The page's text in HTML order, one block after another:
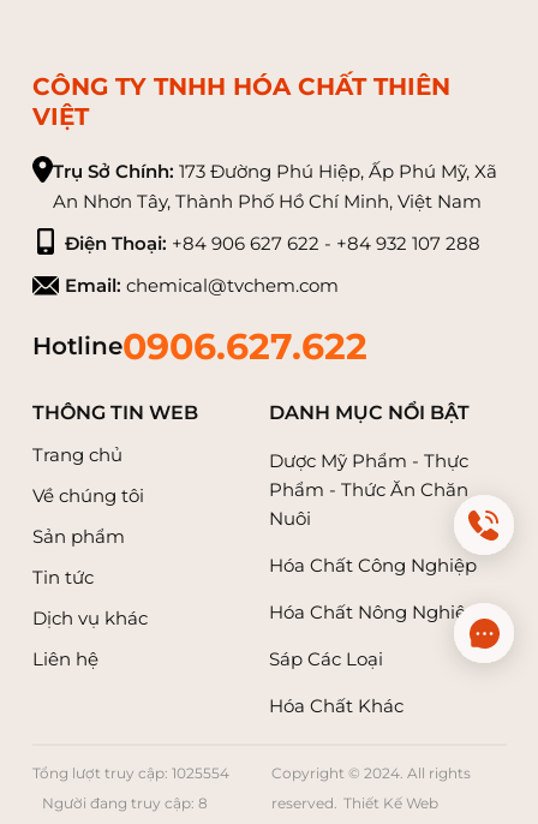
CÔNG TY TNHH HÓA CHẤT THIÊN
VIỆT
Trụ Sở Chính: 173 Đường Phú Hiệp, Ấp Phú Mỹ, Xã
An Nhơn Tây, Thành Phố Hồ Chí Minh, Việt Nam
Điện Thoại: +84 906 627 622 - +84 932 107 288
Email: chemical@tvchem.com
Hotline0906.627.622
THÔNG TIN WEB
Trang chủ
Về chúng tôi
Sản phẩm
Tin tức
Dịch vụ khác
Liên hệ
DANH MỤC NỔI BẬT
Dược Mỹ Phẩm - Thực
Phẩm - Thức Ăn Chăn
Nuôi
Hóa Chất Công Nghiệp
Hóa Chất Nông Nghiệp
Sáp Các Loại
Hóa Chất Khác
Tổng lượt truy cập: 1025554
Người đang truy cập: 8
Copyright © 2024. All rights
reserved. Thiết Kế Web